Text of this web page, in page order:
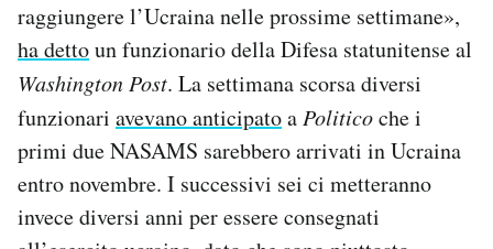
raggiungere l’Ucraina nelle prossime settimane»,
ha dettoun funzionario della Difesa statunitense al
Washington Post. La settimana scorsa diversi
funzionari avevano anticipatoaPoliticoche i
primi due NASAMS sarebbero arrivati in Ucraina
entro novembre. I successivi sei ci metteranno
invece diversi anni per essere consegnati